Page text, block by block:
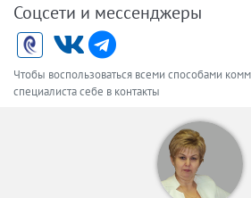
Соцсети и мессенджеры
Чтобы воспользоваться всеми способами
специалиста себе в контакты